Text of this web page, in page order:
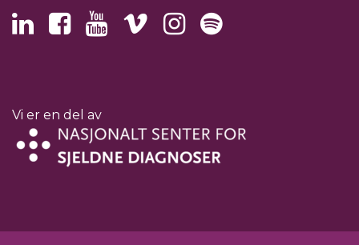
Vi er en del av